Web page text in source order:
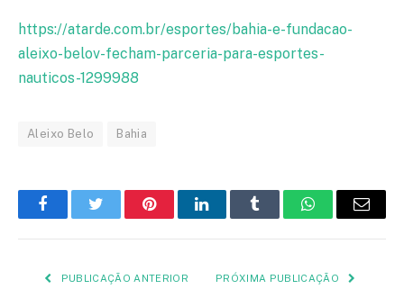
https://atarde.com.br/esportes/bahia-e-fundacao-
aleixo-belov-fecham-parceria-para-esportes-
nauticos-1299988
Aleixo Belo Bahia
FacebookTwitter PinterestLinkedInTumblr WhatsApp
E-
PUBLICAÇÃO ANTERIOR PRÓXIMA PUBLICAÇÃO